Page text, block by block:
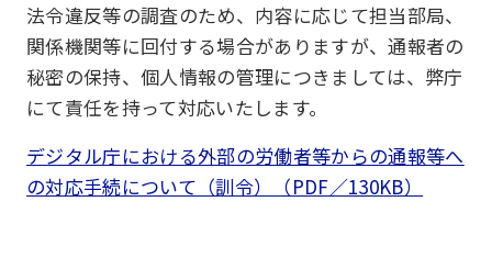
法令違反等の調査のため、内容に応じて担当部局、
関係機関等に回付する場合がありますが、通報者の
秘密の保持、個人情報の管理につきましては、弊庁
にて責任を持って対応いたします。
デジタル庁における外部の労働者等からの通報等へ
の対応手続について（訓令）（PDF／130KB）